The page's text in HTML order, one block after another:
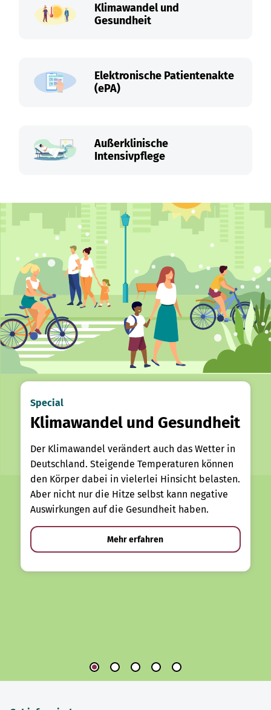
Klimawandel und
Gesundheit
Elektronische Patientenakte
(ePA)
Außerklinische
Intensivpflege
Special
Klimawandel und Gesundheit
Der Klimawandel verändert auch das Wetter in
Deutschland. Steigende Temperaturen können
den Körper dabei in vielerlei Hinsicht belasten.
Aber nicht nur die Hitze selbst kann negative
Auswirkungen auf die Gesundheit haben.
Mehr erfahren